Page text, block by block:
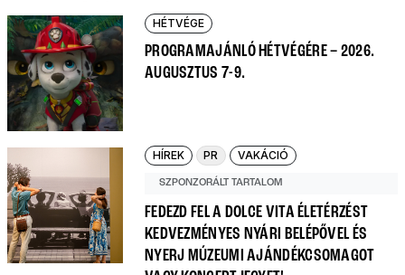
HÉTVÉGE
PROGRAMAJÁNLÓ HÉTVÉGÉRE – 2026.
AUGUSZTUS 7-9.
HÍREK PR VAKÁCIÓ
SZPONZORÁLT TARTALOM
FEDEZD FEL A DOLCE VITA ÉLETÉRZÉST
KEDVEZMÉNYES NYÁRI BELÉPŐVEL ÉS
NYERJ MÚZEUMI AJÁNDÉKCSOMAGOT